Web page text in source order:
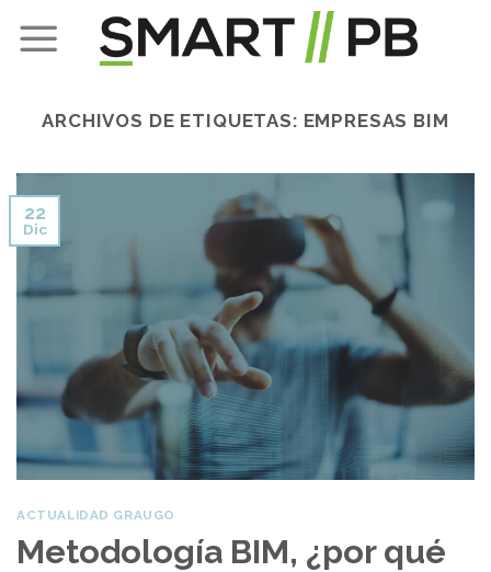
ARCHIVOS DE ETIQUETAS: EMPRESAS BIM
22
Dic
ACTUALIDAD GRAUGO
Metodología BIM, ¿por qué